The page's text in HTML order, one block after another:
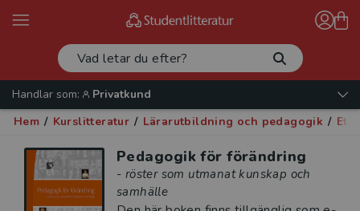
Handlar som:
Privatkund
Hem / Kurslitteratur / Lärarutbildning och pedagogik /
Pedagogik för förändring
- röster som utmanat kunskap och
samhälle